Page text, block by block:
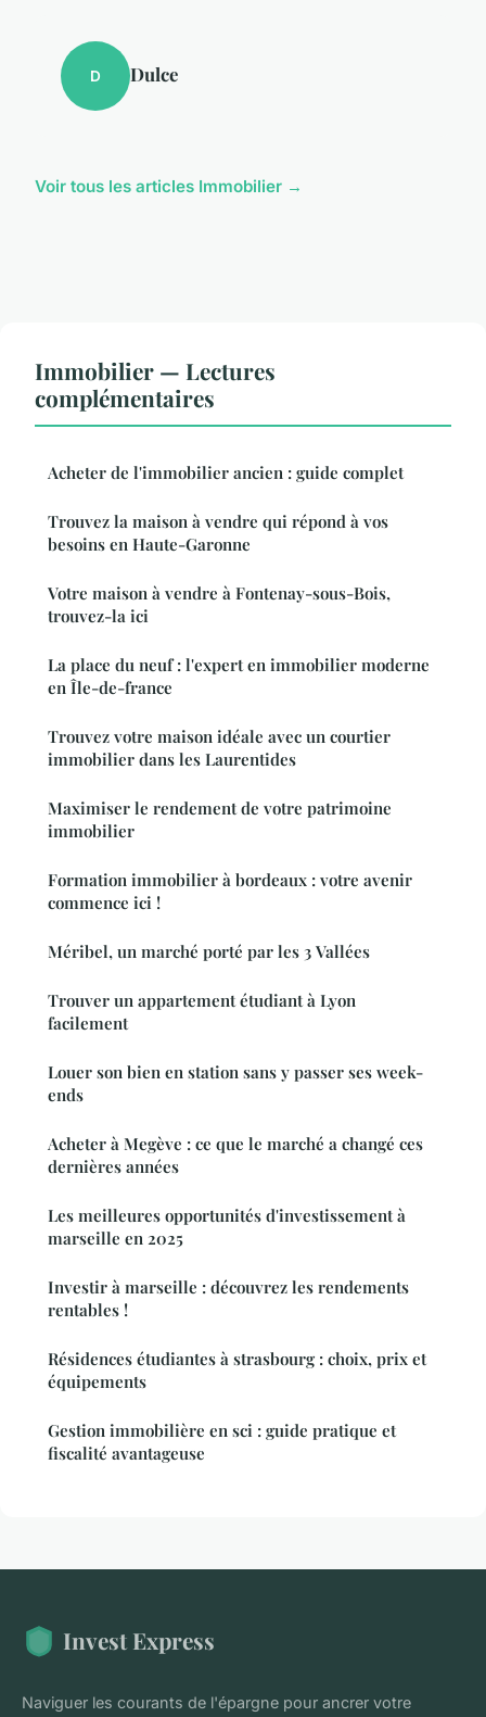
D Dulce
Voir tous les articles Immobilier →
Immobilier — Lectures
complémentaires
Acheter de l'immobilier ancien : guide complet
Trouvez la maison à vendre qui répond à vos
besoins en Haute-Garonne
Votre maison à vendre à Fontenay-sous-Bois,
trouvez-la ici
La place du neuf : l'expert en immobilier moderne
en Île-de-france
Trouvez votre maison idéale avec un courtier
immobilier dans les Laurentides
Maximiser le rendement de votre patrimoine
immobilier
Formation immobilier à bordeaux : votre avenir
commence ici !
Méribel, un marché porté par les 3 Vallées
Trouver un appartement étudiant à Lyon
facilement
Louer son bien en station sans y passer ses week-
ends
Acheter à Megève : ce que le marché a changé ces
dernières années
Les meilleures opportunités d'investissement à
marseille en 2025
Investir à marseille : découvrez les rendements
rentables !
Résidences étudiantes à strasbourg : choix, prix et
équipements
Gestion immobilière en sci : guide pratique et
fiscalité avantageuse
Invest Express
Naviguer les courants de l'épargne pour ancrer votre